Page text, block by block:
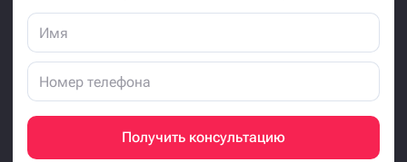
Получить консультацию